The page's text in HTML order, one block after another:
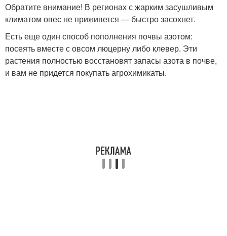
Обратите внимание! В регионах с жарким засушливым
климатом овес не приживется — быстро засохнет.
Есть еще один способ пополнения почвы азотом:
посеять вместе с овсом люцерну либо клевер. Эти
растения полностью восстановят запасы азота в почве,
и вам не придется покупать агрохимикаты.